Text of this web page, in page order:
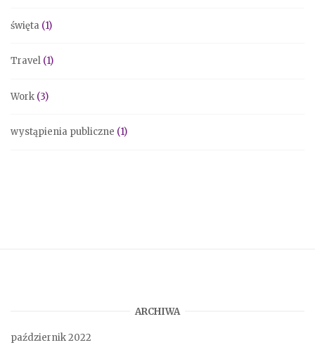
święta (1)
Travel (1)
Work (3)
wystąpienia publiczne (1)
ARCHIWA
październik 2022